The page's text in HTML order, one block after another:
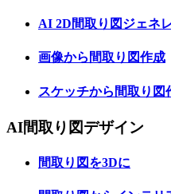
AI 2D間取り図ジェネ
画像から間取り図作成
スケッチから間取り図
AI間取り図デザイン
間取り図を3Dに